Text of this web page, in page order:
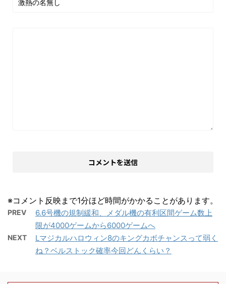
※コメント反映まで1分ほど時間がかかることがあります。
PREV
6.6号機の規制緩和、メダル機の有利区間ゲーム数上
限が4000ゲームから6000ゲームへ
NEXT
Lマジカルハロウィン8のキングカボチャンスって弱く
ね？ベルストック確率今回どんくらい？